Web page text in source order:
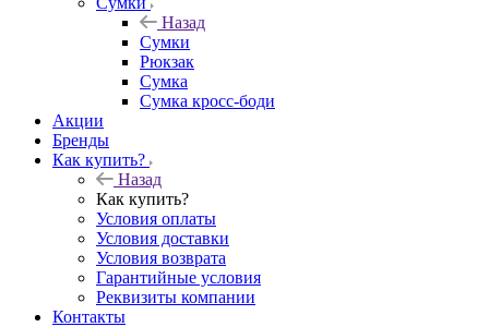
Назад
Сумки
Рюкзак
Сумка
Сумка кросс-боди
Акции
Бренды
Как купить?
Назад
Как купить?
Условия оплаты
Условия доставки
Условия возврата
Гарантийные условия
Реквизиты компании
Контакты